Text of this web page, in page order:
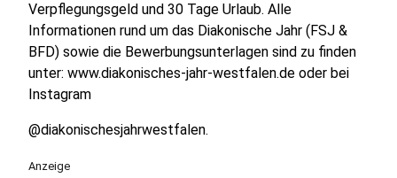
Verpflegungsgeld und 30 Tage Urlaub. Alle
Informationen rund um das Diakonische Jahr (FSJ &
BFD) sowie die Bewerbungsunterlagen sind zu finden
unter: www.diakonisches-jahr-westfalen.de oder bei
Instagram
@diakonischesjahrwestfalen.
Anzeige